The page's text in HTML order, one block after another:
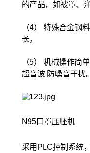
的产品，如被罩、
（4） 特殊合金钢
长。
（5） 机械操作简
超音波,防噪音干扰。
N95口罩压胚机
采用PLC控制系统